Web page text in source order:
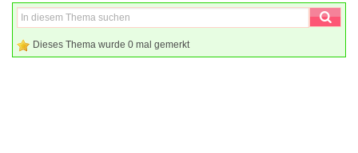
Dieses Thema wurde 0 mal gemerkt